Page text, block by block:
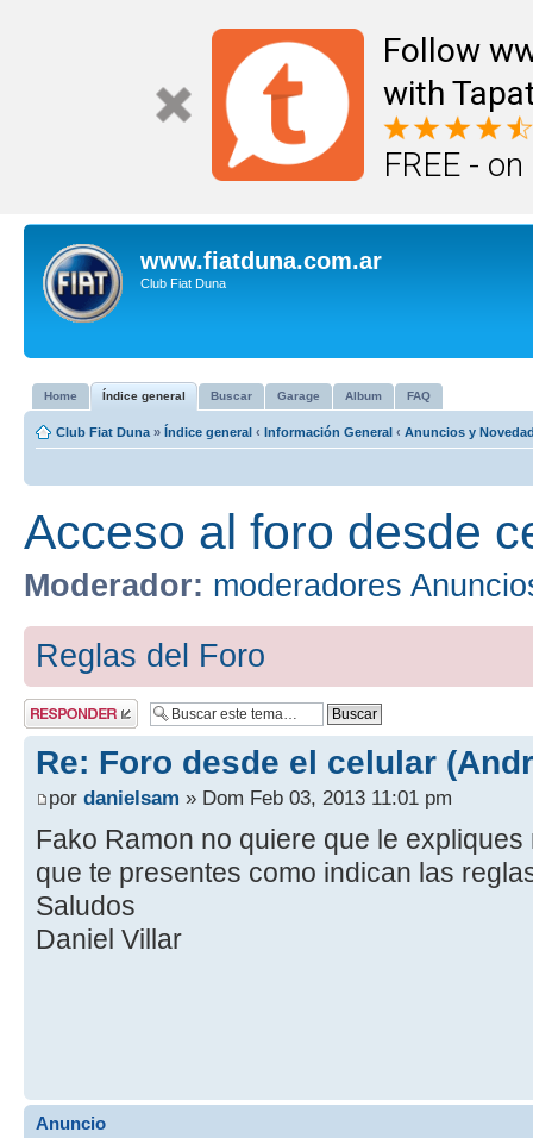
Follow
with
FREE -
www.fiatduna.com.ar
Club Fiat Duna
Home Índice general Buscar Garage Album FAQ
Club Fiat Duna » Índice general ‹ Información General ‹ Anuncios y
Acceso al foro desde
Moderador: moderadores
Reglas del Foro
Publicar una
respuesta
Re: Foro desde el celular
por danielsam » Dom Feb 03, 2013 11:01 pm
Fako Ramon no quiere que le
que te presentes como indican las
Saludos
Daniel Villar
Anuncio